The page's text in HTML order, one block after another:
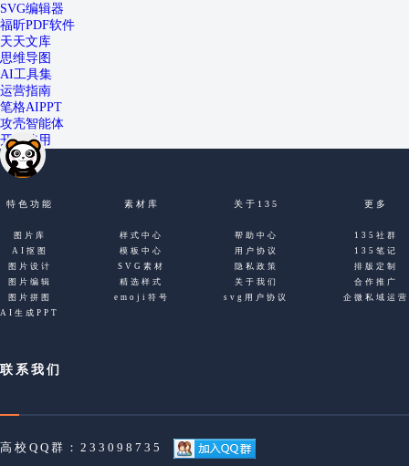
SVG编辑器
福昕PDF软件
天天文库
思维导图
AI工具集
运营指南
笔格AIPPT
攻壳智能体
开始使用
特色功能
图片库
AI抠图
图片设计
图片编辑
图片拼图
AI生成PPT
素材库
样式中心
模板中心
SVG素材
精选样式
emoji符号
关于135
帮助中心
用户协议
隐私政策
关于我们
svg用户协议
更多
135社群
135笔记
排版定制
合作推广
企微私域运营
联系我们
高校QQ群： 233098735